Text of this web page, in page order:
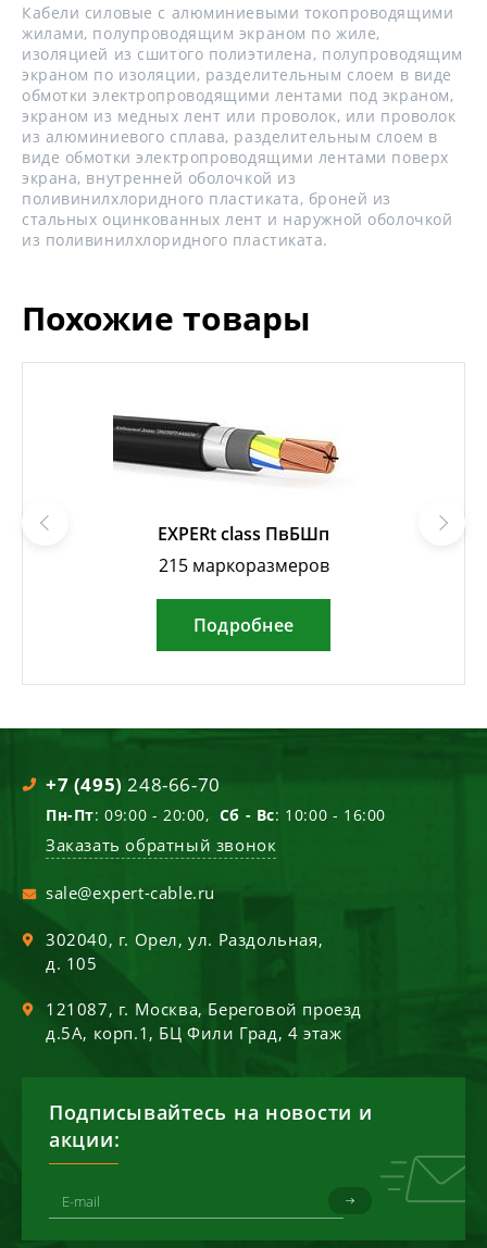
Кабели силовые с алюминиевыми токопроводящими
жилами, полупроводящим экраном по жиле,
изоляцией из сшитого полиэтилена, полупроводящим
экраном по изоляции, разделительным слоем в виде
обмотки электропроводящими лентами под экраном,
экраном из медных лент или проволок, или проволок
из алюминиевого сплава, разделительным слоем в
виде обмотки электропроводящими лентами поверх
экрана, внутренней оболочкой из
поливинилхлоридного пластиката, броней из
стальных оцинкованных лент и наружной оболочкой
из поливинилхлоридного пластиката.
Похожие товары
EXPERt class ПвБШп
215 маркоразмеров
Подробнее
+7 (495) 248-66-70
Пн-Пт: 09:00 - 20:00, Сб - Вс: 10:00 - 16:00
Заказать обратный звонок
sale@expert-cable.ru
302040, г. Орел,ул. Раздольная,
д. 105
121087, г. Москва, Береговой проезд
д.5А, корп.1, БЦ Фили Град, 4 этаж
Подписывайтесь на новости и
акции: